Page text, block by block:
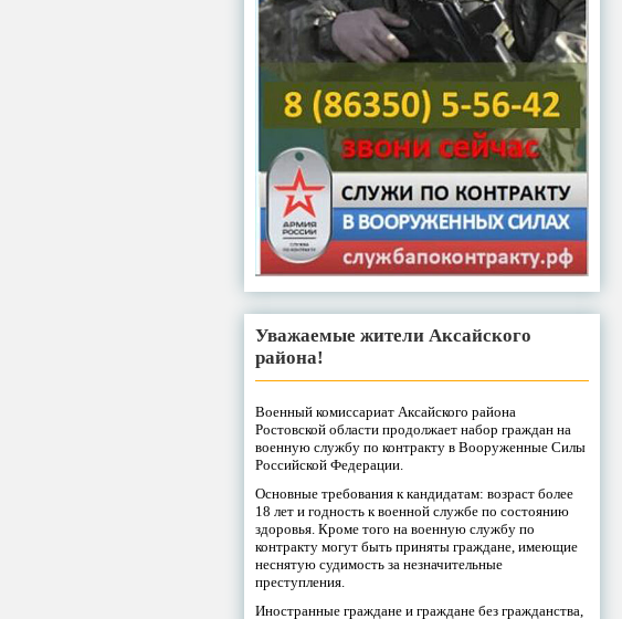
Уважаемые жители Аксайского
района!
Военный комиссариат Аксайского района
Ростовской области продолжает набор граждан на
военную службу по контракту в Вооруженные Силы
Российской Федерации.
Основные требования к кандидатам: возраст более
18 лет и годность к военной службе по состоянию
здоровья. Кроме того на военную службу по
контракту могут быть приняты граждане, имеющие
неснятую судимость за незначительные
преступления.
Иностранные граждане и граждане без гражданства,